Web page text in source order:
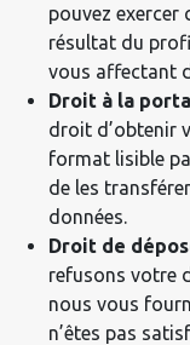
pouvez exercer
résultat du
vous affectant
Droit à la
droit d’obtenir
format lisible
de les
données.
Droit de
refusons votre
nous vous
n’êtes pas